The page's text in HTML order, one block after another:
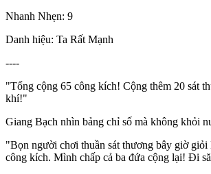
Nhanh Nhẹn: 9
Danh hiệu: Ta Rất Mạnh
----
"Tổng cộng 65 công kích! Cộng thêm 20 sát
khí!"
Giang Bạch nhìn bảng chỉ số mà không khỏi
"Bọn người chơi thuần sát thương bây giờ giỏi
công kích. Mình chấp cả ba đứa cộng lại! Đi